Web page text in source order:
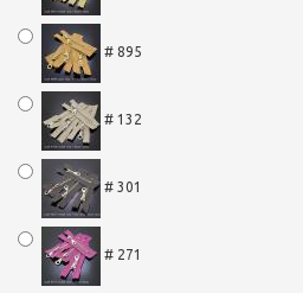
# 895
# 132
# 301
# 271